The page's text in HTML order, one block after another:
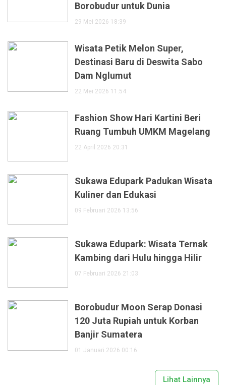
Borobudur untuk Dunia
29 Mei 2026 18:39
Wisata Petik Melon Super,
Destinasi Baru di Deswita Sabo
Dam Nglumut
22 Mei 2026 11:54
Fashion Show Hari Kartini Beri
Ruang Tumbuh UMKM Magelang
22 April 2026 20:31
Sukawa Edupark Padukan Wisata
Kuliner dan Edukasi
09 Februari 2026 13:56
Sukawa Edupark: Wisata Ternak
Kambing dari Hulu hingga Hilir
07 Februari 2026 21:03
Borobudur Moon Serap Donasi
120 Juta Rupiah untuk Korban
Banjir Sumatera
01 Januari 2026 00:16
Lihat Lainnya